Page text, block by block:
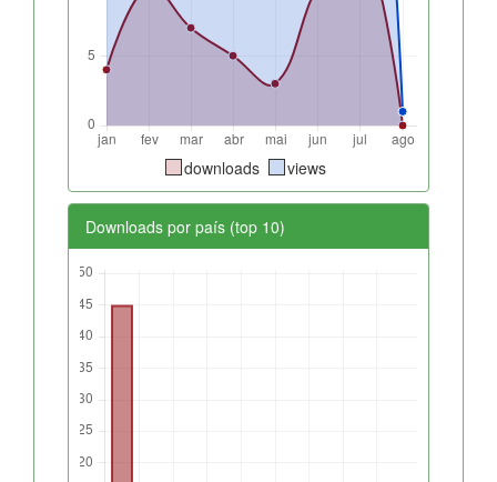
downloads views
Downloads por país (top 10)